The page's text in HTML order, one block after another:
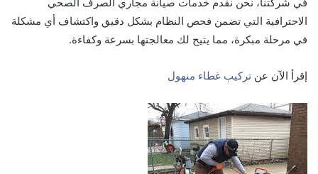
الاحترافية التي تضمن فحص النظام بشكل دقيق واكتشاف أي مشكلة
في مرحلة مبكرة، مما يتيح لك معالجتها بسرعة وكفاءة.
إقرأ الآن عن تركيب غطاء منهول